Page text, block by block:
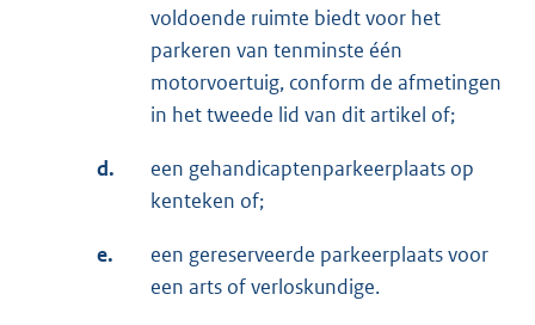
voldoende ruimte biedt voor het
parkeren van tenminste één
motorvoertuig, conform de afmetingen
in het tweede lid van dit artikel of;
d.
een gehandicaptenparkeerplaats op
kenteken of;
e.
een gereserveerde parkeerplaats voor
een arts of verloskundige.